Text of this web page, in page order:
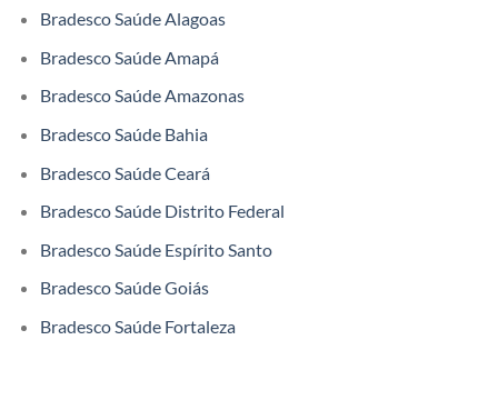
Bradesco Saúde Alagoas
Bradesco Saúde Amapá
Bradesco Saúde Amazonas
Bradesco Saúde Bahia
Bradesco Saúde Ceará
Bradesco Saúde Distrito Federal
Bradesco Saúde Espírito Santo
Bradesco Saúde Goiás
Bradesco Saúde Fortaleza